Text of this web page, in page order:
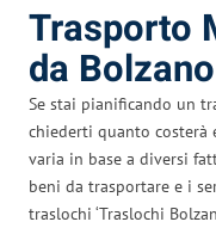
Trasporto
da
Se stai pianificando un
chiederti quanto costerà
varia in base a diversi
beni da trasportare e i
traslochi ‘Traslochi